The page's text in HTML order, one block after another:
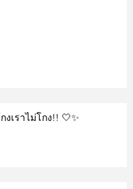
งเราไม่โกง!! 🤍✨